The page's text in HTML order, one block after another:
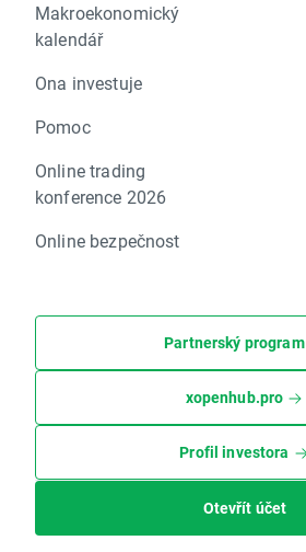
Makroekonomický
kalendář
Ona investuje
Pomoc
Online trading
konference 2026
Online bezpečnost
Partnerský program
xopenhub.pro
Profil investora
Otevřít účet